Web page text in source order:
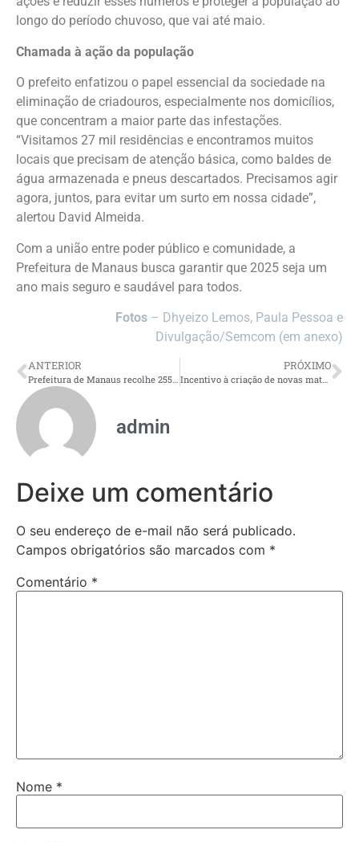
longo do período chuvoso, que vai até maio.
Chamada à ação da população
O prefeito enfatizou o papel essencial da sociedade na
eliminação de criadouros, especialmente nos domicílios,
que concentram a maior parte das infestações.
“Visitamos 27 mil residências e encontramos muitos
locais que precisam de atenção básica, como baldes de
água armazenada e pneus descartados. Precisamos agir
agora, juntos, para evitar um surto em nossa cidade”,
alertou David Almeida.
Com a união entre poder público e comunidade, a
Prefeitura de Manaus busca garantir que 2025 seja um
ano mais seguro e saudável para todos.
Fotos – Dhyeizo Lemos, Paula Pessoa e
Divulgação/Semcom (em anexo)
ANTERIOR
Prefeitura de Manaus recolhe 255 toneladas de lixo após festas de Réveillon
PRÓXIMO
Incentivo à criação de novas matrizes econômicas no Amazonas será uma das prioridades do mandato de Roberto Cidade em 2025
admin
Deixe um comentário
O seu endereço de e-mail não será publicado.
Campos obrigatórios são marcados com *
Comentário *
Nome *